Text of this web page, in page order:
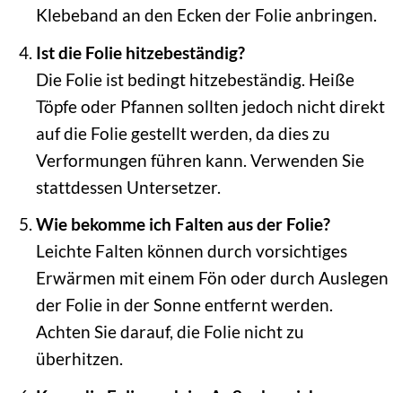
Klebeband an den Ecken der Folie anbringen.
Ist die Folie hitzebeständig?
Die Folie ist bedingt hitzebeständig. Heiße
Töpfe oder Pfannen sollten jedoch nicht direkt
auf die Folie gestellt werden, da dies zu
Verformungen führen kann. Verwenden Sie
stattdessen Untersetzer.
Wie bekomme ich Falten aus der Folie?
Leichte Falten können durch vorsichtiges
Erwärmen mit einem Fön oder durch Auslegen
der Folie in der Sonne entfernt werden.
Achten Sie darauf, die Folie nicht zu
überhitzen.